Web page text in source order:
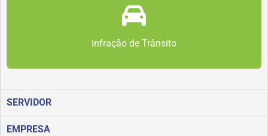
Infração de Trânsito
SERVIDOR
EMPRESA